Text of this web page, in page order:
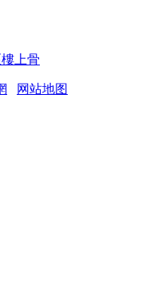
樓上骨
网站地图